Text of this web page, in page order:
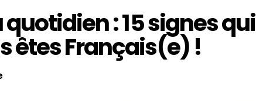
: 15 signes qui
êtes Français(e) !